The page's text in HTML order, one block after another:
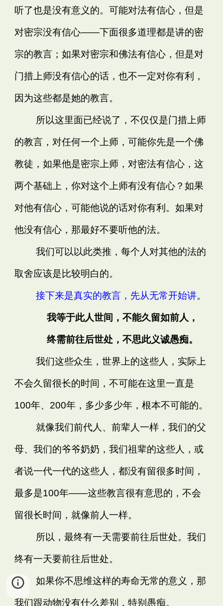
听了也是没有意义的。可能对法有信心，但是
对密宗没有信心——下面很多道理都是讲的密
宗的教言；如果对密宗和佛法有信心，但是对
门措上师没有信心的话，也不一定对你有利，
因为这些都是她的教言。
所以这里面已经说了，不仅仅是门措上师
的教言，对任何一个上师，可能你先是一个佛
教徒，如果他是密宗上师，对密法有信心，这
两个基础上，你对这个上师有没有信心？如果
对他有信心，可能他说的话对你有利。如果对
他没有信心，那最好不要听他的法。
我们可以以此类推，每个人对其他的法的
取舍应该是比较明白的。
接下来是真实的教言，先从无常开始讲。
我等于此人世间，不能久留如前人，
终需前往后世处，不思此义诚愚痴。
我们这些众生，世界上的这些人，实际上
不会久留很长的时间，不可能在这里一直是
100年、200年，多少多少年，根本不可能的。
就像我们前代人、前辈人一样，我们的父
母、我们的爷爷奶奶，我们祖辈的这些人，或
者说一代一代的这些人，都没有留很多时间，
最多是100年——这些教言很有意思的，不会
留很长时间，就像前人一样。
所以，最终有一天需要前往后世处。我们
终有一天要前往后世处。
如果你不思维这样的寿命无常的意义，那
我们跟动物没有什么差别，特别愚痴。